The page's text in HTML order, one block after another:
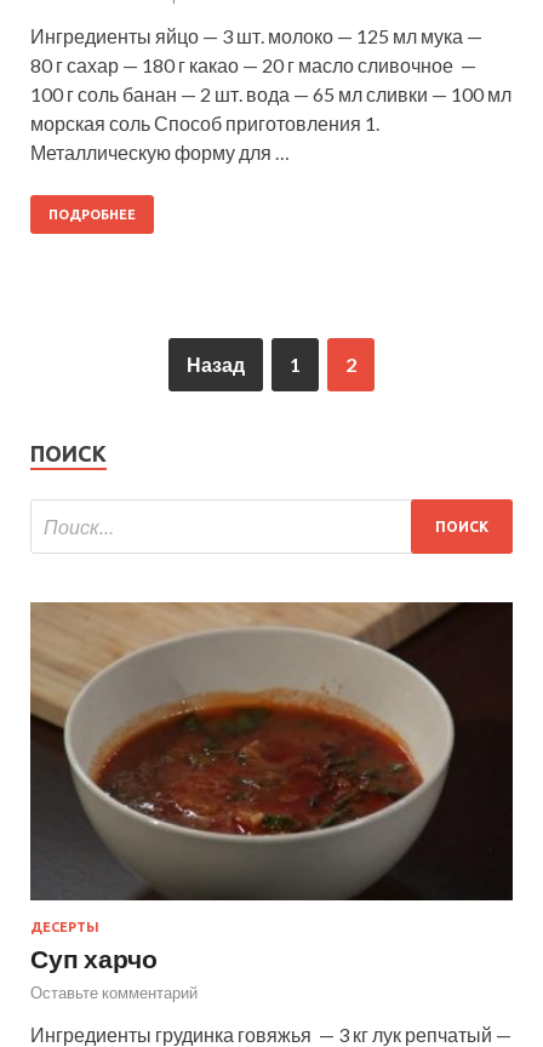
Ингредиенты яйцо — 3 шт. молоко — 125 мл мука —
80 г сахар — 180 г какао — 20 г масло сливочное —
100 г соль банан — 2 шт. вода — 65 мл сливки — 100 мл
морская соль Способ приготовления 1.
Металлическую форму для …
ПОДРОБНЕЕ
Назад 1 2
ПОИСК
ДЕСЕРТЫ
Суп харчо
Оставьте комментарий
Ингредиенты грудинка говяжья — 3 кг лук репчатый —